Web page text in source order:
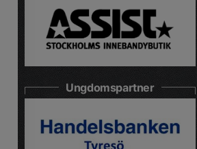
Ungdomspartner